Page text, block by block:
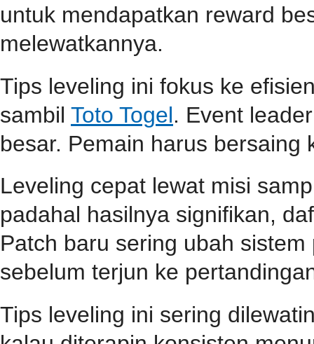
untuk mendapatkan reward
melewatkannya.
Tips leveling ini fokus ke
sambil Toto Togel. Event
besar. Pemain harus
Leveling cepat lewat misi
padahal hasilnya signifikan,
Patch baru sering ubah
sebelum terjun ke
Tips leveling ini sering